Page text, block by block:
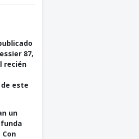
87,
recién
este
un